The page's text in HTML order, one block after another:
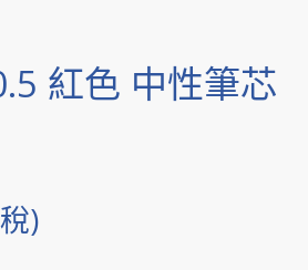
紅色 中性筆芯
)